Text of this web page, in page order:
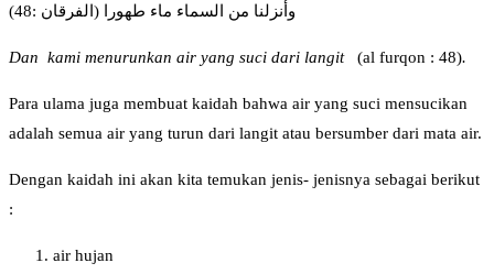
وأنزلنا من السماء ماء طهورا (الفرقان :48)
Dan kami menurunkan air yang suci dari langit (al furqon : 48).
Para ulama juga membuat kaidah bahwa air yang suci mensucikan
adalah semua air yang turun dari langit atau bersumber dari mata air.
Dengan kaidah ini akan kita temukan jenis- jenisnya sebagai berikut
:
air hujan